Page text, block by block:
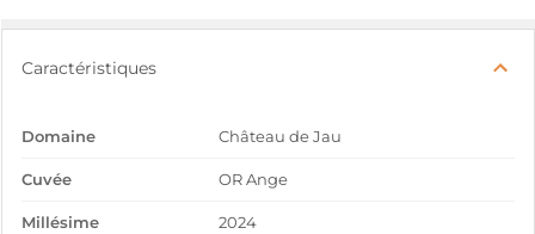
Caractéristiques
Domaine Château de Jau
Cuvée OR Ange
Millésime 2024